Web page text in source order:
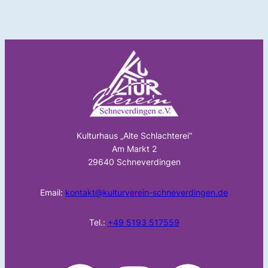
Kulturhaus „Alte Schlachterei“
Am Markt 2
29640 Schneverdingen
Email: kontakt@kulturverein-schneverdingen.de
Tel.: +49 5193 517559